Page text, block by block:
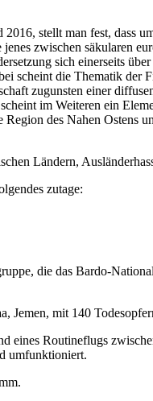
stellt man fest, dass
zwischen säkularen
sich einerseits
scheint die Thematik der
zugunsten einer
im Weiteren ein
des Nahen Ostens
Ländern,
zutage:
die das Bardo-
Jemen, mit 140
eines Routineflugs
umfunktioniert.